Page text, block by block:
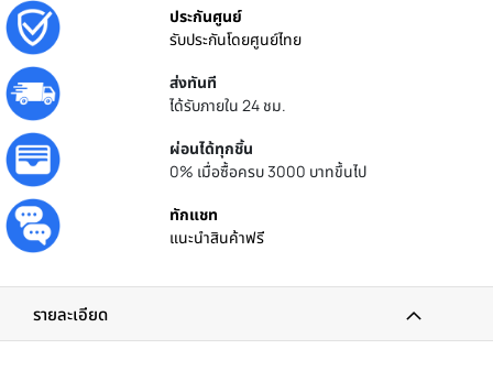
ประกันศูนย์
รับประกันโดยศูนย์ไทย
ส่งทันที
ได้รับภายใน 24 ชม.
ผ่อนได้ทุกชิ้น
0% เมื่อซื้อครบ 3000 บาทขึ้นไป
ทักแชท
แนะนำสินค้าฟรี
รายละเอียด